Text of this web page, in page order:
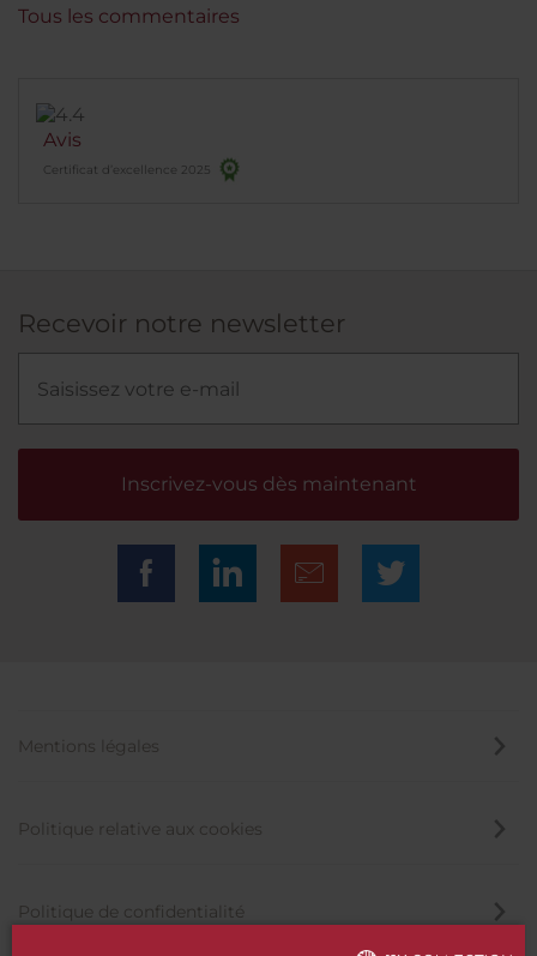
Avis
Certificat d’excellence 2025
Tous les commentaires
Recevoir notre newsletter
Inscrivez-vous dès maintenant
Mentions légales
Politique relative aux cookies
Politique de confidentialité